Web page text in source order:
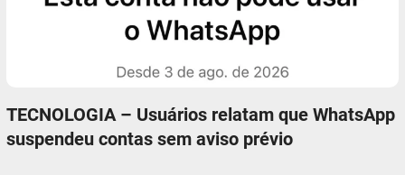
TECNOLOGIA – Usuários relatam que WhatsApp
suspendeu contas sem aviso prévio